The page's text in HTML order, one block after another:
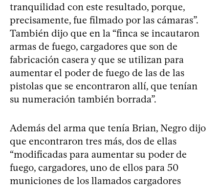
tranquilidad con este resultado, porque,
precisamente, fue filmado por las cámaras”.
También dijo que en la “finca se incautaron
armas de fuego, cargadores que son de
fabricación casera y que se utilizan para
aumentar el poder de fuego de las de las
pistolas que se encontraron allí, que tenían
su numeración también borrada”.
Además del arma que tenía Brian, Negro dijo
que encontraron tres más, dos de ellas
“modificadas para aumentar su poder de
fuego, cargadores, uno de ellos para 50
municiones de los llamados cargadores